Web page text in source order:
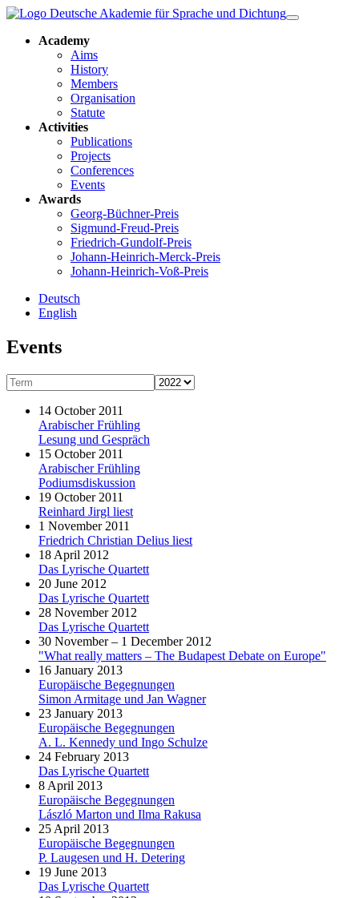
Academy
Aims
History
Members
Organisation
Statute
Activities
Publications
Projects
Conferences
Events
Awards
Georg-Büchner-Preis
Sigmund-Freud-Preis
Friedrich-Gundolf-Preis
Johann-Heinrich-Merck-Preis
Johann-Heinrich-Voß-Preis
Deutsch
English
Events
14 October 2011
Arabischer Frühling
Lesung und Gespräch
15 October 2011
Arabischer Frühling
Podiumsdiskussion
19 October 2011
Reinhard Jirgl liest
1 November 2011
Friedrich Christian Delius liest
18 April 2012
Das Lyrische Quartett
20 June 2012
Das Lyrische Quartett
28 November 2012
Das Lyrische Quartett
30 November – 1 December 2012
"What really matters – The Budapest Debate on Europe"
16 January 2013
Europäische Begegnungen
Simon Armitage und Jan Wagner
23 January 2013
Europäische Begegnungen
A. L. Kennedy und Ingo Schulze
24 February 2013
Das Lyrische Quartett
8 April 2013
Europäische Begegnungen
László Marton und Ilma Rakusa
25 April 2013
Europäische Begegnungen
P. Laugesen und H. Detering
19 June 2013
Das Lyrische Quartett